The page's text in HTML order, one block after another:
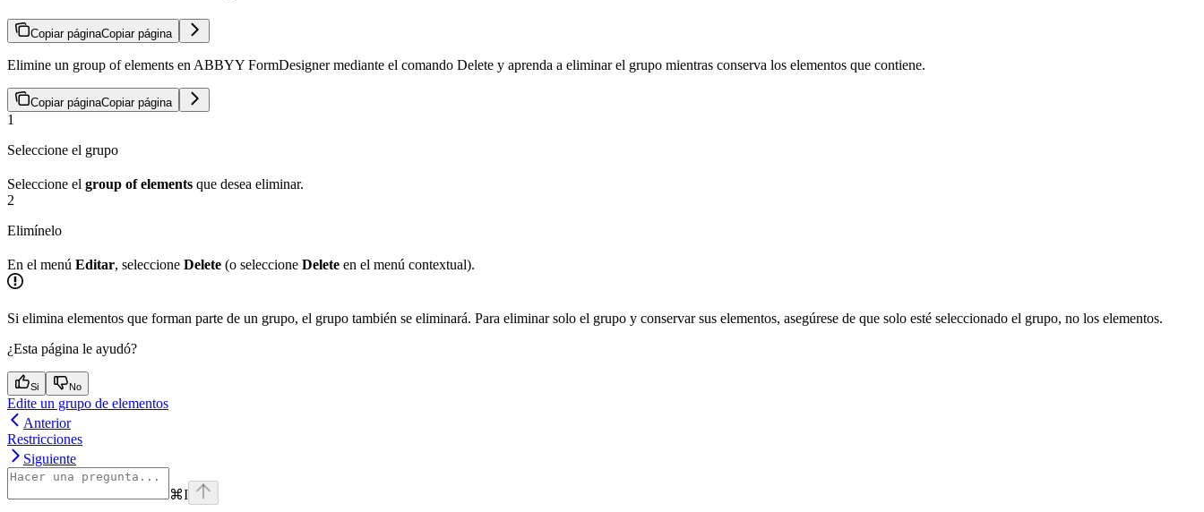
Copiar páginaCopiar página
Elimine un group of elements en ABBYY FormDesigner mediante el comando Delete y aprenda a eliminar el grupo mientras conserva los elementos que contiene.
Copiar páginaCopiar página
1
Seleccione el grupo
Seleccione el group of elements que desea eliminar.
2
Elimínelo
En el menú Editar, seleccione Delete (o seleccione Delete en el menú contextual).
Si elimina elementos que forman parte de un grupo, el grupo también se eliminará. Para eliminar solo el grupo y conservar sus elementos, asegúrese de que solo esté seleccionado el grupo, no los elementos.
¿Esta página le ayudó?
Si No
Edite un grupo de elementos
Anterior
Restricciones
Siguiente
⌘I